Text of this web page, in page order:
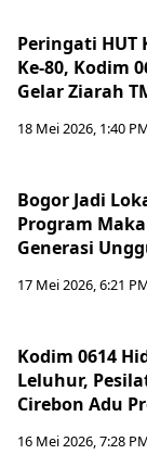
Peringati
Ke-80, Kodim
Gelar Ziarah
18 Mei 2026, 1:40
Bogor Jadi
Program
Generasi
17 Mei 2026, 6:21
Kodim 0614
Leluhur,
Cirebon Adu
16 Mei 2026, 7:28